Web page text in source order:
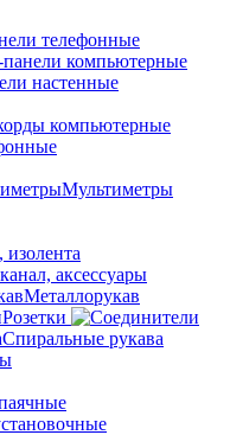
телефонные
компьютерные
настенные
компьютерные
Мультиметры
изолента
аксессуары
Металлорукав
Розетки
Спиральные рукава